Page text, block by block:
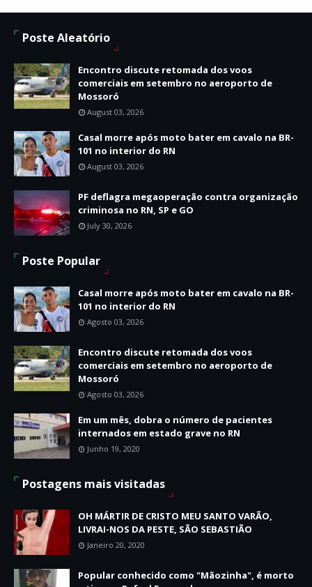
Poste Aleatório
Encontro discute retomada dos voos
comerciais em setembro no aeroporto de
Mossoró
August 03, 2026
Casal morre após moto bater em cavalo na BR-
101 no interior do RN
August 03, 2026
PF deflagra megaoperação contra organização
criminosa no RN, SP e GO
July 30, 2026
Poste Popular
Casal morre após moto bater em cavalo na BR-
101 no interior do RN
Agosto 03, 2026
Encontro discute retomada dos voos
comerciais em setembro no aeroporto de
Mossoró
Agosto 03, 2026
Em um mês, dobra o número de pacientes
internados em estado grave no RN
Junho 19, 2020
Postagens mais visitadas
OH MÁRTIR DE CRISTO MEU SANTO VARÃO,
LIVRAI-NOS DA PESTE, SÃO SEBASTIÃO
Janeiro 20, 2020
Popular conhecido como "Mãozinha", é morto